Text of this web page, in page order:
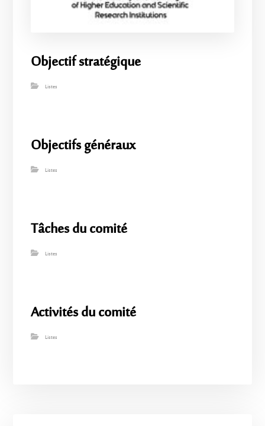
Objectif stratégique
Listes
Objectifs généraux
Listes
Tâches du comité
Listes
Activités du comité
Listes